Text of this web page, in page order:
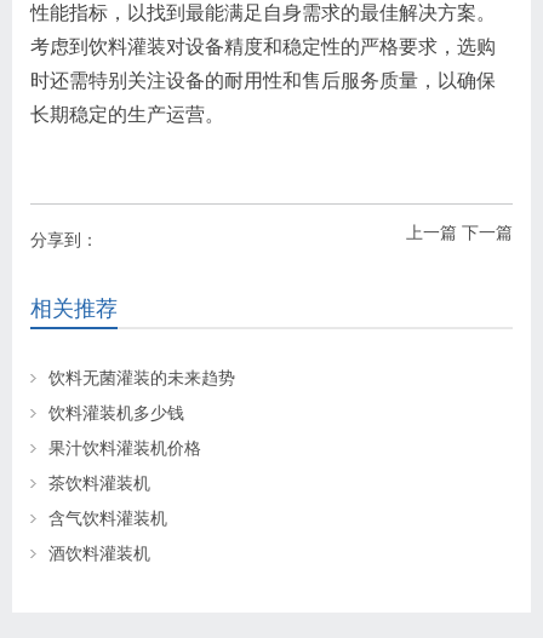
性能指标，以找到最能满足自身需求的最佳解决方案。
考虑到饮料灌装对设备精度和稳定性的严格要求，选购
时还需特别关注设备的耐用性和售后服务质量，以确保
长期稳定的生产运营。
上一篇 下一篇
分享到：
相关推荐
饮料无菌灌装的未来趋势
饮料灌装机多少钱
果汁饮料灌装机价格
茶饮料灌装机
含气饮料灌装机
酒饮料灌装机